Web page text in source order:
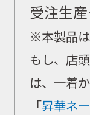
キャンペーン
お問合せ
受注生
※本製品は
もし、店
は、一着
「昇華ネ